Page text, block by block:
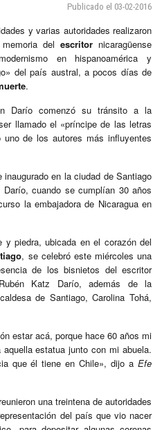
Publicado el 03-02-2016
y varias autoridades realizaron
delescritor nicaragüense
en hispanoamérica y
del país austral, a pocos días de
.
Darío comenzó su tránsito a la
llamado el «príncipe de las letras
de los autores más influyentes
en la ciudad de Santiago
cuando se cumplían 30 años
la embajadora de Nicaragua en
y piedra, ubicada en el corazón del
, se celebró este miércoles una
de los bisnietos del escritor
Katz Darío, además de la
de Santiago, Carolina Tohá,
estar acá, porque hace 60 años mi
aquella estatua junto con mi abuela.
que él tiene en Chile», dijo a Efe
una treintena de autoridades
del país que vio nacer